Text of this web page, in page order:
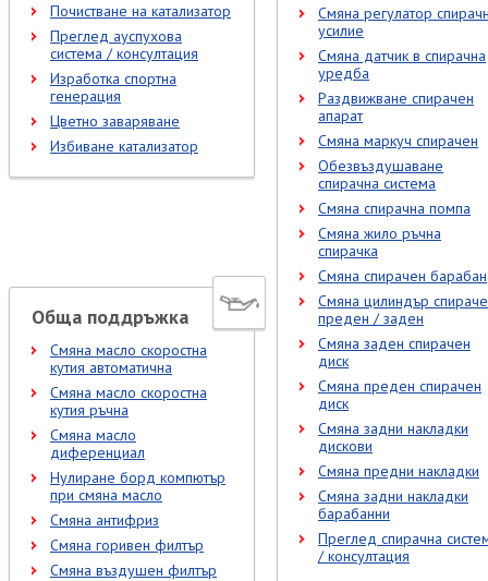
Почистване на катализатор
Преглед ауспухова
система / консултация
Изработка спортна
генерация
Цветно заваряване
Избиване катализатор
Смяна регулатор
усилие
Смяна датчик в спирачна
уредба
Раздвижване спирачен
апарат
Смяна маркуч спирачен
Обезвъздушаване
спирачна система
Смяна спирачна помпа
Смяна жило ръчна
спирачка
Смяна спирачен барабан
Смяна цилиндър
преден / заден
Смяна заден спирачен
диск
Смяна преден спирачен
диск
Смяна задни накладки
дискови
Смяна предни накладки
Смяна задни накладки
барабанни
Преглед спирачна
/ консултация
Обща поддръжка
Смяна масло скоростна
кутия автоматична
Смяна масло скоростна
кутия ръчна
Смяна масло
диференциал
Нулиране борд компютър
при смяна масло
Смяна антифриз
Смяна горивен филтър
Смяна въздушен филтър